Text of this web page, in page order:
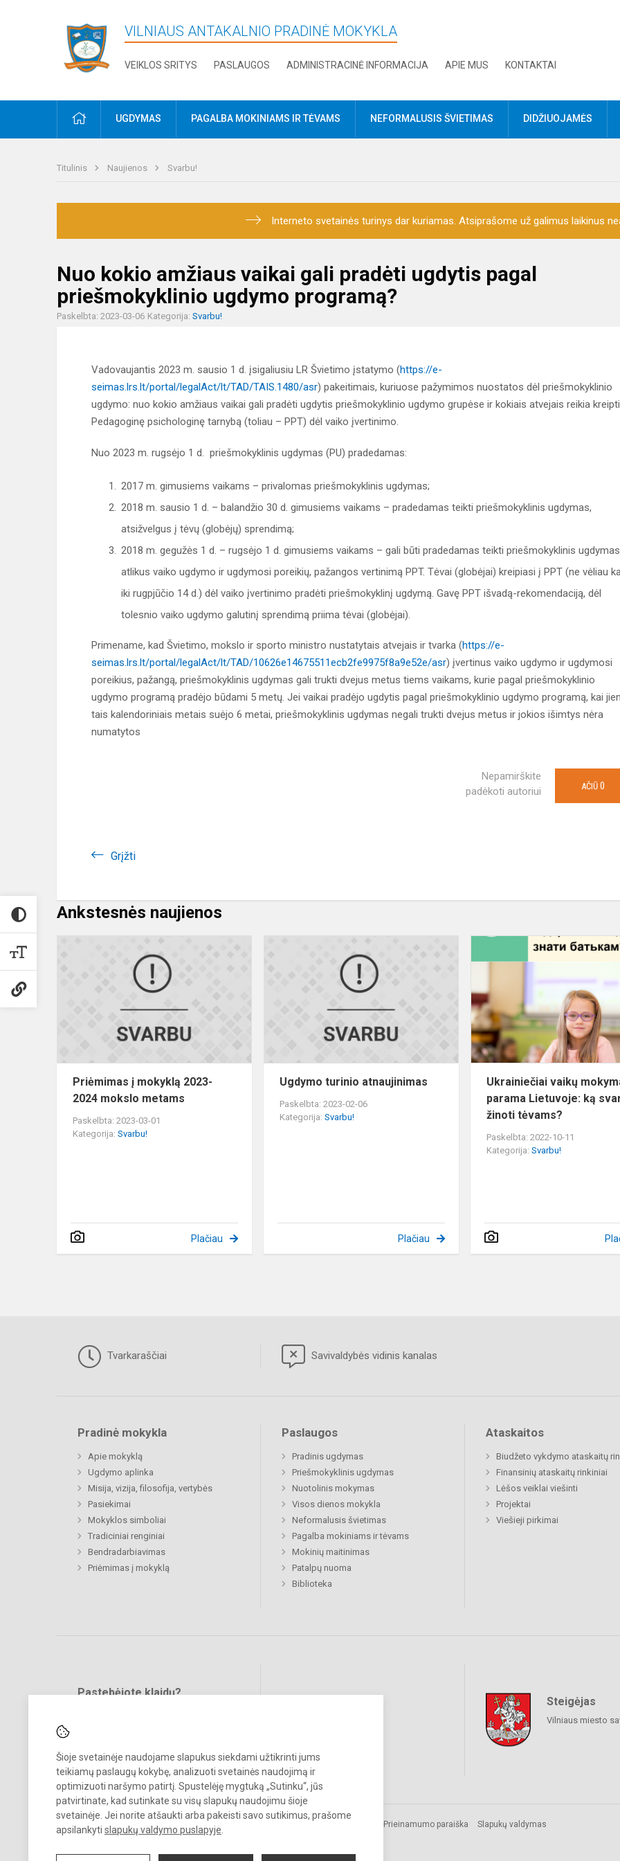
Šioje svetainėje naudojame slapukus siekdami užtikrinti jums
teikiamų paslaugų kokybę, analizuoti svetainės naudojimą ir
optimizuoti naršymo patirtį. Spustelėję mygtuką „Sutinku“, jūs
patvirtinate, kad sutinkate su visų slapukų naudojimu šioje
svetainėje. Jei norite atšaukti arba pakeisti savo sutikimus, prašome
apsilankyti slapukų valdymo puslapyje
VILNIAUS ANTAKALNIO PRADINĖ MOKYKLA
VEIKLOS SRITYS PASLAUGOS ADMINISTRACINĖ INFORMACIJA APIE MUS KONTAKTAI
PRADŽIAUGDYMAS PAGALBA MOKINIAMS IR TĖVAMS NEFORMALUSIS ŠVIETIMAS DIDŽIUOJAMĖS
Titulinis Naujienos Svarbu!
Interneto svetainės turinys dar kuriamas. Atsiprašome už galimus laikinus
Nuo kokio amžiaus vaikai gali pradėti ugdytis pagal
priešmokyklinio ugdymo programą?
Paskelbta: 2023-03-06 Kategorija: Svarbu!
Vadovaujantis 2023 m. sausio 1 d. įsigaliusiu LR Švietimo įstatymo (https://e-
seimas.lrs.lt/portal/legalAct/lt/TAD/TAIS.1480/asr) pakeitimais, kuriuose pažymimos nuostatos dėl priešmokyklinio
ugdymo: nuo kokio amžiaus vaikai gali pradėti ugdytis priešmokyklinio ugdymo grupėse ir kokiais atvejais reikia
Pedagoginę psichologinę tarnybą (toliau – PPT) dėl vaiko įvertinimo.
Nuo 2023 m. rugsėjo 1 d. priešmokyklinis ugdymas (PU) pradedamas:
2017 m. gimusiems vaikams – privalomas priešmokyklinis ugdymas;
2018 m. sausio 1 d. – balandžio 30 d. gimusiems vaikams – pradedamas teikti priešmokyklinis ugdymas,
atsižvelgus į tėvų (globėjų) sprendimą;
2018 m. gegužės 1 d. – rugsėjo 1 d. gimusiems vaikams – gali būti pradedamas teikti priešmokyklinis
atlikus vaiko ugdymo ir ugdymosi poreikių, pažangos vertinimą PPT. Tėvai (globėjai) kreipiasi į PPT (ne vėliau
iki rugpjūčio 14 d.) dėl vaiko įvertinimo pradėti priešmokyklinį ugdymą. Gavę PPT išvadą-rekomendaciją, dėl
tolesnio vaiko ugdymo galutinį sprendimą priima tėvai (globėjai).
Primename, kad Švietimo, mokslo ir sporto ministro nustatytais atvejais ir tvarka (https://e-
seimas.lrs.lt/portal/legalAct/lt/TAD/10626e14675511ecb2fe9975f8a9e52e/asr) įvertinus vaiko ugdymo ir ugdymosi
poreikius, pažangą, priešmokyklinis ugdymas gali trukti dvejus metus tiems vaikams, kurie pagal priešmokyklinio
ugdymo programą pradėjo būdami 5 metų. Jei vaikai pradėjo ugdytis pagal priešmokyklinio ugdymo programą, kai
tais kalendoriniais metais suėjo 6 metai, priešmokyklinis ugdymas negali trukti dvejus metus ir jokios išimtys nėra
numatytos
Nepamirškite
padėkoti autoriui
AČIŪ 0
Grįžti
Ankstesnės naujienos
Priėmimas į mokyklą 2023-
2024 mokslo metams
Paskelbta: 2023-03-01
Kategorija: Svarbu!
Plačiau
turinio
Ugdymo turinio atnaujinimas
Paskelbta: 2023-02-06
Kategorija:Svarbu!
Plačiau
Ukrainiečiai vaikų
parama Lietuvoje: ką
žinoti tėvams?
Paskelbta: 2022-10-11
Kategorija:Svarbu!
Tvarkaraščiai Savivaldybės vidinis kanalas
Pradinė mokykla
Apie mokyklą
Ugdymo aplinka
Misija, vizija, filosofija, vertybės
Pasiekimai
Mokyklos simboliai
Tradiciniai renginiai
Bendradarbiavimas
Priėmimas į mokyklą
Paslaugos
Pradinis ugdymas
Priešmokyklinis ugdymas
Nuotolinis mokymas
Visos dienos mokykla
Neformalusis švietimas
Pagalba mokiniams ir tėvams
Mokinių maitinimas
Patalpų nuoma
Biblioteka
Ataskaitos
Biudžeto vykdymo ataskaitų
Finansinių ataskaitų rinkiniai
Lėšos veiklai viešinti
Projektai
Viešieji pirkimai
Pastebėjote klaidų?
Steigėjas
Vilniaus miesto
© 2023. Vilniaus Antakalnio pradinė mokykla. Visos teisės saugomos.
Kopijuoti turinį be raštiško gimnazijos sutikimo griežtai draudžiama.
Prieinamumo paraiška Slapukų valdymas